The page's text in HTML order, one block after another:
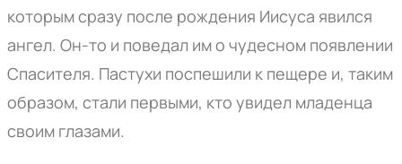
которым сразу после рождения Иисуса явился
ангел. Он-то и поведал им о чудесном появлении
Спасителя. Пастухи поспешили к пещере и, таким
образом, стали первыми, кто увидел младенца
своим глазами.